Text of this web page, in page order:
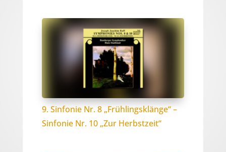
9. Sinfonie Nr. 8 „Frühlingsklänge“ –
Sinfonie Nr. 10 „Zur Herbstzeit“